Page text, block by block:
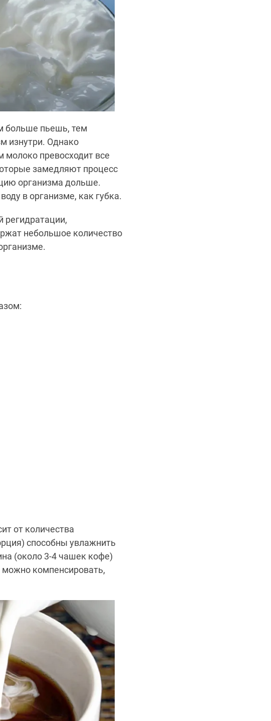
больше пьешь, тем
изнутри. Однако
превосходит все
замедляют процесс
организма дольше.
в организме, как губка.
регидратации,
небольшое количество
от количества
способны увлажнить
(около 3-4 чашек кофе)
компенсировать,